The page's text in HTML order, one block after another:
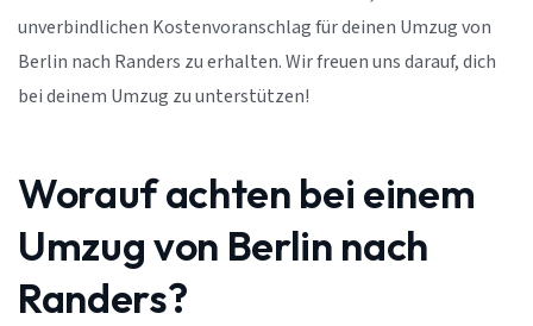
unverbindlichen Kostenvoranschlag für deinen Umzug von
Berlin nach Randers zu erhalten. Wir freuen uns darauf, dich
bei deinem Umzug zu unterstützen!
Worauf achten bei einem
Umzug von Berlin nach
Randers?